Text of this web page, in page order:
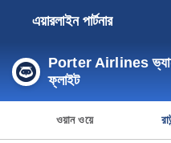
এয়ারলাইন পার্টনার
Porter Airlines
ফ্লাইট
ওয়ান ওয়ে